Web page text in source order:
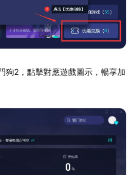
狗2，點擊對應遊戲圖示，暢享加